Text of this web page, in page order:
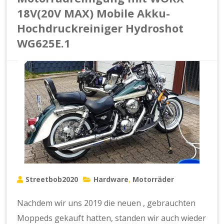
18V(20V MAX) Mobile Akku-
Hochdruckreiniger Hydroshot
WG625E.1
Streetbob2020 Hardware Motorräder
Nachdem wir uns 2019 die neuen , gebrauchten
Moppeds gekauft hatten, standen wir auch wieder